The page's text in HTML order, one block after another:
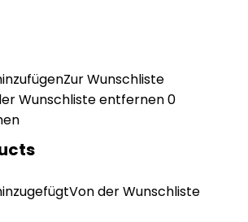
Zur Wunschliste
Wunschliste entfernen0
Von der Wunschliste